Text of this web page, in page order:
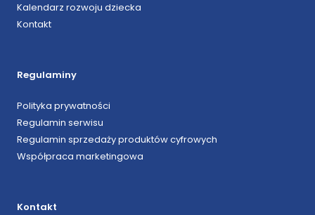
Kalendarz rozwoju dziecka
Kontakt
Regulaminy
Polityka prywatności
Regulamin serwisu
Regulamin sprzedaży produktów cyfrowych
Współpraca marketingowa
Kontakt